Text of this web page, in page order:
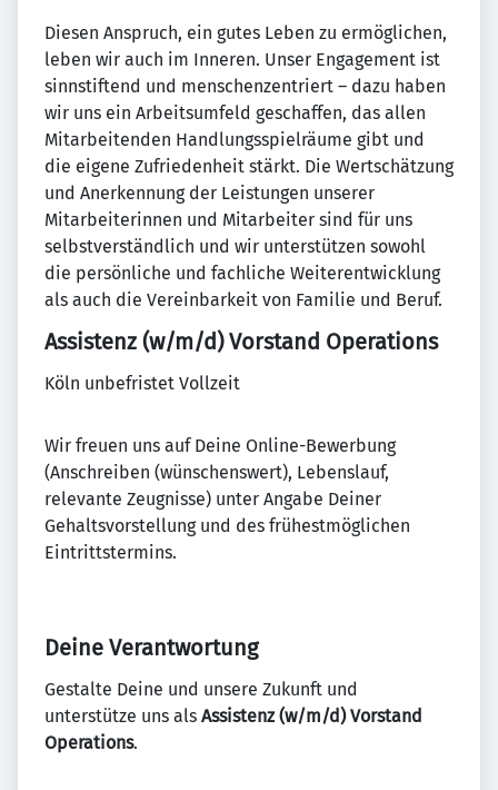
Diesen Anspruch, ein gutes Leben zu ermöglichen,
leben wir auch im Inneren. Unser Engagement ist
sinnstiftend und menschenzentriert – dazu haben
wir uns ein Arbeitsumfeld geschaffen, das allen
Mitarbeitenden Handlungsspielräume gibt und
die eigene Zufriedenheit stärkt. Die Wertschätzung
und Anerkennung der Leistungen unserer
Mitarbeiterinnen und Mitarbeiter sind für uns
selbstverständlich und wir unterstützen sowohl
die persönliche und fachliche Weiterentwicklung
als auch die Vereinbarkeit von Familie und Beruf.
Assistenz (w/m/d) Vorstand Operations
Köln unbefristet Vollzeit
Wir freuen uns auf Deine Online-Bewerbung
(Anschreiben (wünschenswert), Lebenslauf,
relevante Zeugnisse) unter Angabe Deiner
Gehaltsvorstellung und des frühestmöglichen
Eintrittstermins.
Deine Verantwortung
Gestalte Deine und unsere Zukunft und
unterstütze uns als Assistenz (w/m/d) Vorstand
Operations.